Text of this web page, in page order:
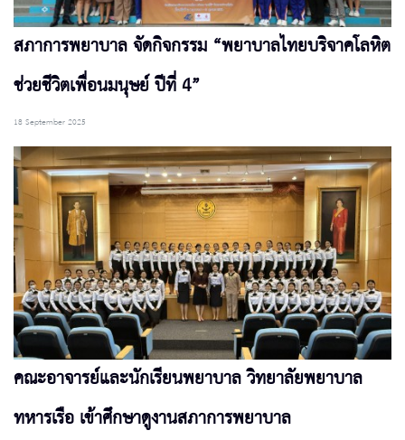
สภาการพยาบาล จัดกิจกรรม “พยาบาลไทยบริจาคโลหิต
ช่วยชีวิตเพื่อนมนุษย์ ปีที่ 4”
18 September 2025
คณะอาจารย์และนักเรียนพยาบาล วิทยาลัยพยาบาล
ทหารเรือ เข้าศึกษาดูงานสภาการพยาบาล